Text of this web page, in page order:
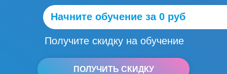
ПОЛУЧИТЬ СКИДКУ
Начните обучение за 0 руб
Получите скидку на обучение